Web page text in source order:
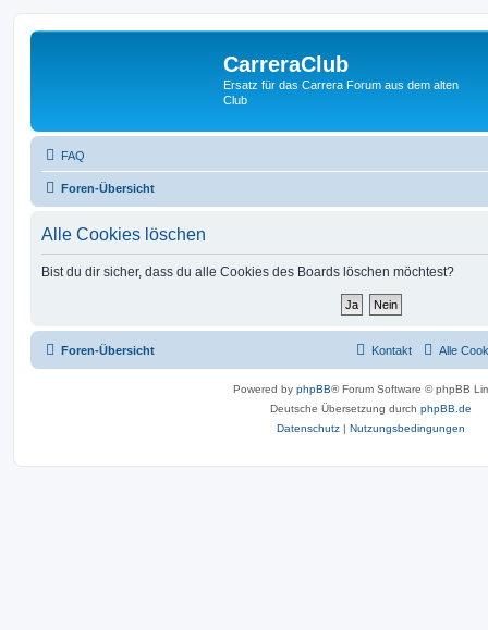
CarreraClub
Ersatz für das Carrera Forum aus dem alten
Club
FAQ
Foren-Übersicht
Alle Cookies löschen
Bist du dir sicher, dass du alle Cookies des Boards löschen möchtest?
Foren-Übersicht Alle
Kontakt
Powered by phpBB® Forum Software © phpBB
Deutsche Übersetzung durch phpBB.de
Datenschutz | Nutzungsbedingungen